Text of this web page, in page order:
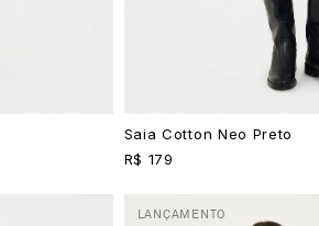
Saia Cotton Neo Preto
R$ 179
LANÇAMENTO